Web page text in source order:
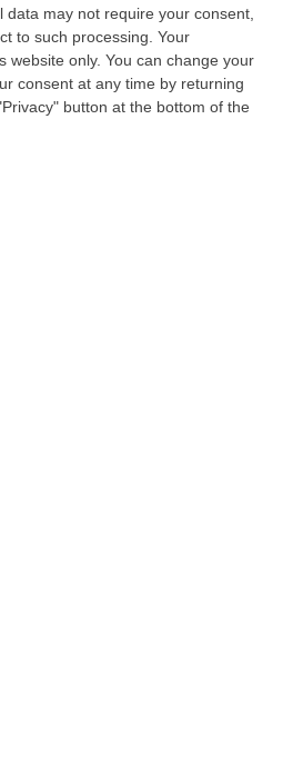
may not require your consent,
to such processing. Your
website only. You can change your
consent at any time by returning
button at the bottom of the